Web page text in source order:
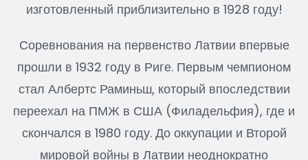
изготовленный приблизительно в 1928 году!
Соревнования на первенство Латвии впервые
прошли в 1932 году в Риге. Первым чемпионом
стал Албертс Раминьш, который впоследствии
переехал на ПМЖ в США (Филадельфия), где и
скончался в 1980 году. До оккупации и Второй
мировой войны в Латвии неоднократно